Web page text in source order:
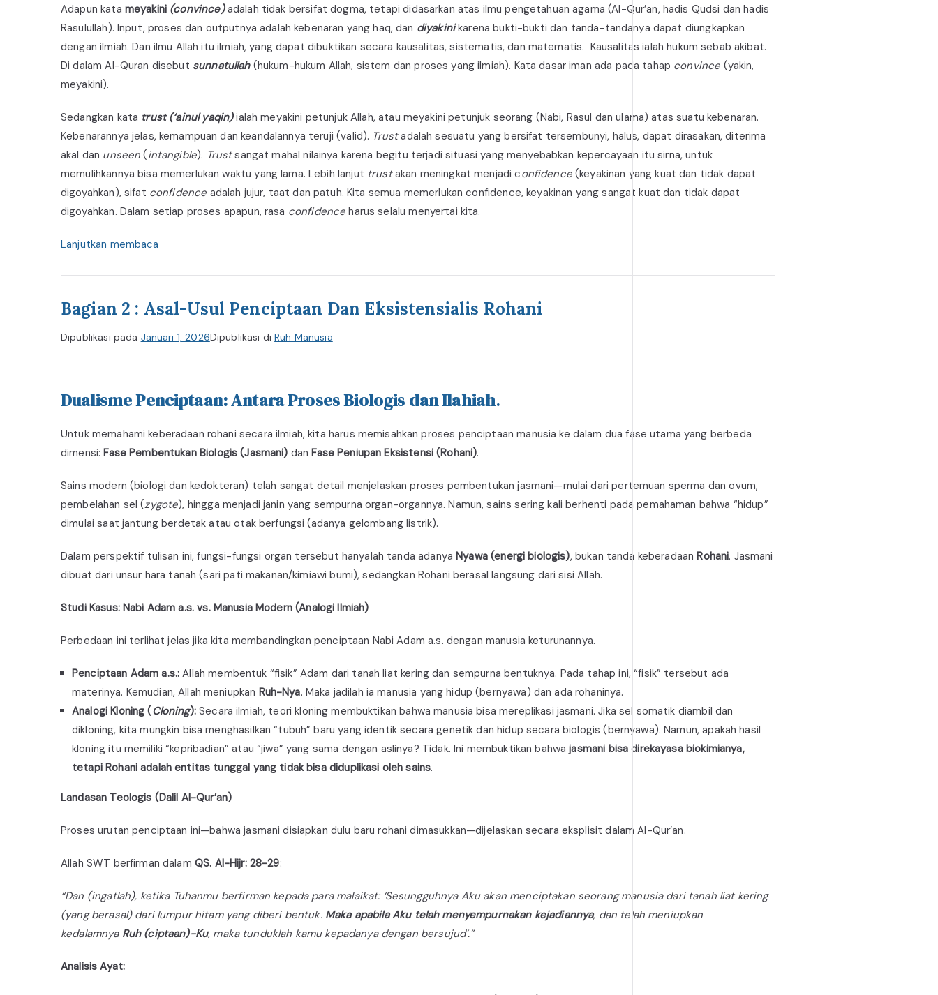
Adapun kata meyakini (convince) adalah tidak bersifat dogma, tetapi didasarkan atas ilmu pengetahuan agama (Al-Qur’an, hadis Qudsi dan hadis
Rasulullah). Input, proses dan outputnya adalah kebenaran yang haq, dan diyakinikarena bukti-bukti dan tanda-tandanya dapat diungkapkan
dengan ilmiah. Dan ilmu Allah itu ilmiah, yang dapat dibuktikan secara kausalitas, sistematis, dan matematis. Kausalitas ialah hukum sebab akibat.
Di dalam Al-Quran disebut sunnatullah(hukum-hukum Allah, sistem dan proses yang ilmiah). Kata dasar iman ada pada tahap convince (yakin,
meyakini).
Sedangkan kata trust (‘ainul yaqin) ialah meyakini petunjuk Allah, atau meyakini petunjuk seorang (Nabi, Rasul dan ulama) atas suatu kebenaran.
Kebenarannya jelas, kemampuan dan keandalannya teruji (valid). Trustadalah sesuatu yang bersifat tersembunyi, halus, dapat dirasakan, diterima
akal dan unseen (intangible). Trustsangat mahal nilainya karena begitu terjadi situasi yang menyebabkan kepercayaan itu sirna, untuk
memulihkannya bisa memerlukan waktu yang lama. Lebih lanjut trustakan meningkat menjadi confidence (keyakinan yang kuat dan tidak dapat
digoyahkan), sifat confidence adalah jujur, taat dan patuh. Kita semua memerlukan confidence, keyakinan yang sangat kuat dan tidak dapat
digoyahkan. Dalam setiap proses apapun, rasa confidence harus selalu menyertai kita.
Lanjutkan membaca
Bagian 2 : Asal-Usul Penciptaan Dan Eksistensialis Rohani
Dipublikasi pada Januari 1, 2026Dipublikasi diRuh Manusia
Dualisme Penciptaan: Antara Proses Biologis dan Ilahiah.
Untuk memahami keberadaan rohani secara ilmiah, kita harus memisahkan proses penciptaan manusia ke dalam dua fase utama yang berbeda
dimensi:Fase Pembentukan Biologis (Jasmani) danFase Peniupan Eksistensi (Rohani).
Sains modern (biologi dan kedokteran) telah sangat detail menjelaskan proses pembentukan jasmani—mulai dari pertemuan sperma dan ovum,
pembelahan sel (zygote), hingga menjadi janin yang sempurna organ-organnya. Namun, sains sering kali berhenti pada pemahaman bahwa “hidup”
dimulai saat jantung berdetak atau otak berfungsi (adanya gelombang listrik).
Dalam perspektif tulisan ini, fungsi-fungsi organ tersebut hanyalah tanda adanyaNyawa (energi biologis), bukan tanda keberadaanRohani. Jasmani
dibuat dari unsur hara tanah (sari pati makanan/kimiawi bumi), sedangkan Rohani berasal langsung dari sisi Allah.
Studi Kasus: Nabi Adam a.s. vs. Manusia Modern (Analogi Ilmiah)
Perbedaan ini terlihat jelas jika kita membandingkan penciptaan Nabi Adam a.s. dengan manusia keturunannya.
Penciptaan Adam a.s.: Allah membentuk “fisik” Adam dari tanah liat kering dan sempurna bentuknya. Pada tahap ini, “fisik” tersebut ada
materinya. Kemudian, Allah meniupkan Ruh-Nya. Maka jadilah ia manusia yang hidup (bernyawa) dan ada rohaninya.
Analogi Kloning (Cloning):Secara ilmiah, teori kloning membuktikan bahwa manusia bisa mereplikasi jasmani. Jika sel somatik diambil dan
dikloning, kita mungkin bisa menghasilkan “tubuh” baru yang identik secara genetik dan hidup secara biologis (bernyawa). Namun, apakah hasil
kloning itu memiliki “kepribadian” atau “jiwa” yang sama dengan aslinya? Tidak. Ini membuktikan bahwajasmani bisa direkayasa biokimianya,
tetapi Rohani adalah entitas tunggal yang tidak bisa diduplikasi oleh sains.
Landasan Teologis (Dalil Al-Qur’an)
Proses urutan penciptaan ini—bahwa jasmani disiapkan dulu baru rohani dimasukkan—dijelaskan secara eksplisit dalam Al-Qur’an.
Allah SWT berfirman dalam QS. Al-Hijr: 28-29:
“Dan (ingatlah), ketika Tuhanmu berfirman kepada para malaikat: ‘Sesungguhnya Aku akan menciptakan seorang manusia dari tanah liat kering
(yang berasal) dari lumpur hitam yang diberi bentuk. Maka apabila Aku telah menyempurnakan kejadiannya, dan telah meniupkan
kedalamnya Ruh (ciptaan)-Ku, maka tunduklah kamu kepadanya dengan bersujud’.”
Analisis Ayat: